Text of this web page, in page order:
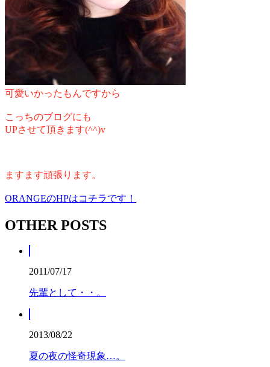
可愛いかったもんですから
こっちのブログにも
UPさせて頂きます(^^)v
ますます頑張ります。
ORANGEのHPはコチラです！
OTHER POSTS
2011/07/17
先輩として・・。
2013/08/22
夏の夜の怪奇現象…。